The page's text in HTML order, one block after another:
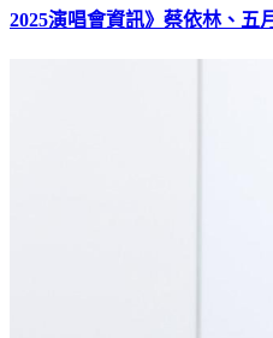
2025演唱會資訊》蔡依林、五